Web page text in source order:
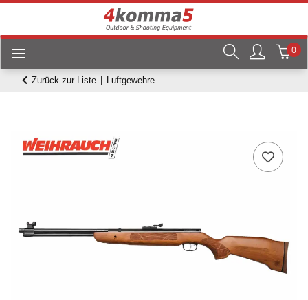
0
Zurück zur Liste Luftgewehre